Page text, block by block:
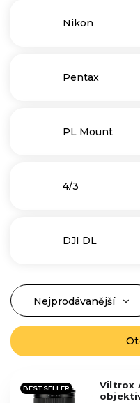
Nikon
Pentax
PL Mount
4/3
DJI DL
Ř
a
z
e
Nejprodávanější
Nejlevnější
V
BESTSELLER
Viltrox